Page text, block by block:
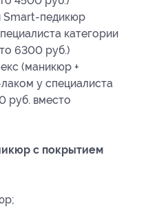
Smart-педикюр
категории
6300 руб.)
(маникюр +
у специалиста
руб. вместо
с покрытием